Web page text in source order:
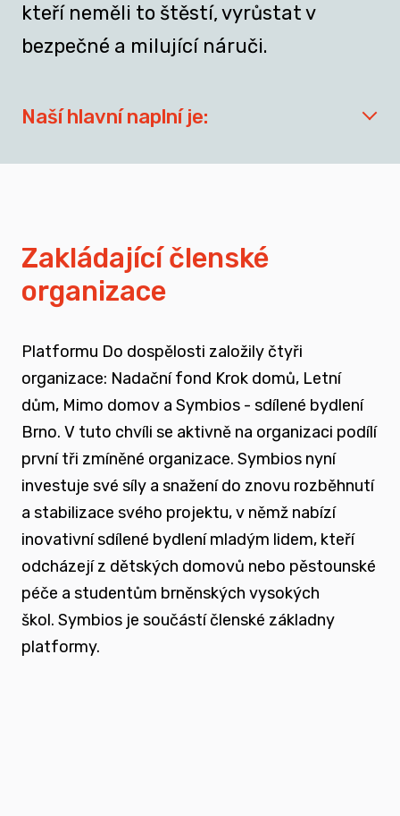
kteří neměli to štěstí, vyrůstat v
bezpečné a milující náruči.
Naší hlavní naplní je:
spojovat sílu hlasu nevládního sektoru v
zapojovat se do advokační činnosti, která
souvisí i se změnou legislativy a systému
jako takového
nést a podporovat sílu hlasu těch, kteří
vyrůstali mimo své biologické rodiny
rozvíjet dialog a vést kontruktivní debaty
spojené se změnou systému péče o
podporovat vzdělání a osvětu nejen u
Zakládající členské
organizace
Platformu Do dospělosti založily čtyři
organizace: Nadační fond Krok domů, Letní
dům, Mimo domov a Symbios - sdílené bydlení
Brno. V tuto chvíli se aktivně na organizaci podílí
první tři zmíněné organizace. Symbios nyní
investuje své síly a snažení do znovu rozběhnutí
a stabilizace svého projektu, v němž nabízí
inovativní sdílené bydlení mladým lidem, kteří
odcházejí z dětských domovů nebo pěstounské
péče a studentům brněnských vysokých
škol. Symbios je součástí členské základny
platformy.